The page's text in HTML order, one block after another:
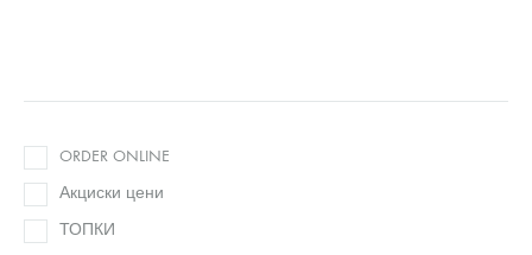
ORDER ONLINE
Акциски цени
ТОПКИ